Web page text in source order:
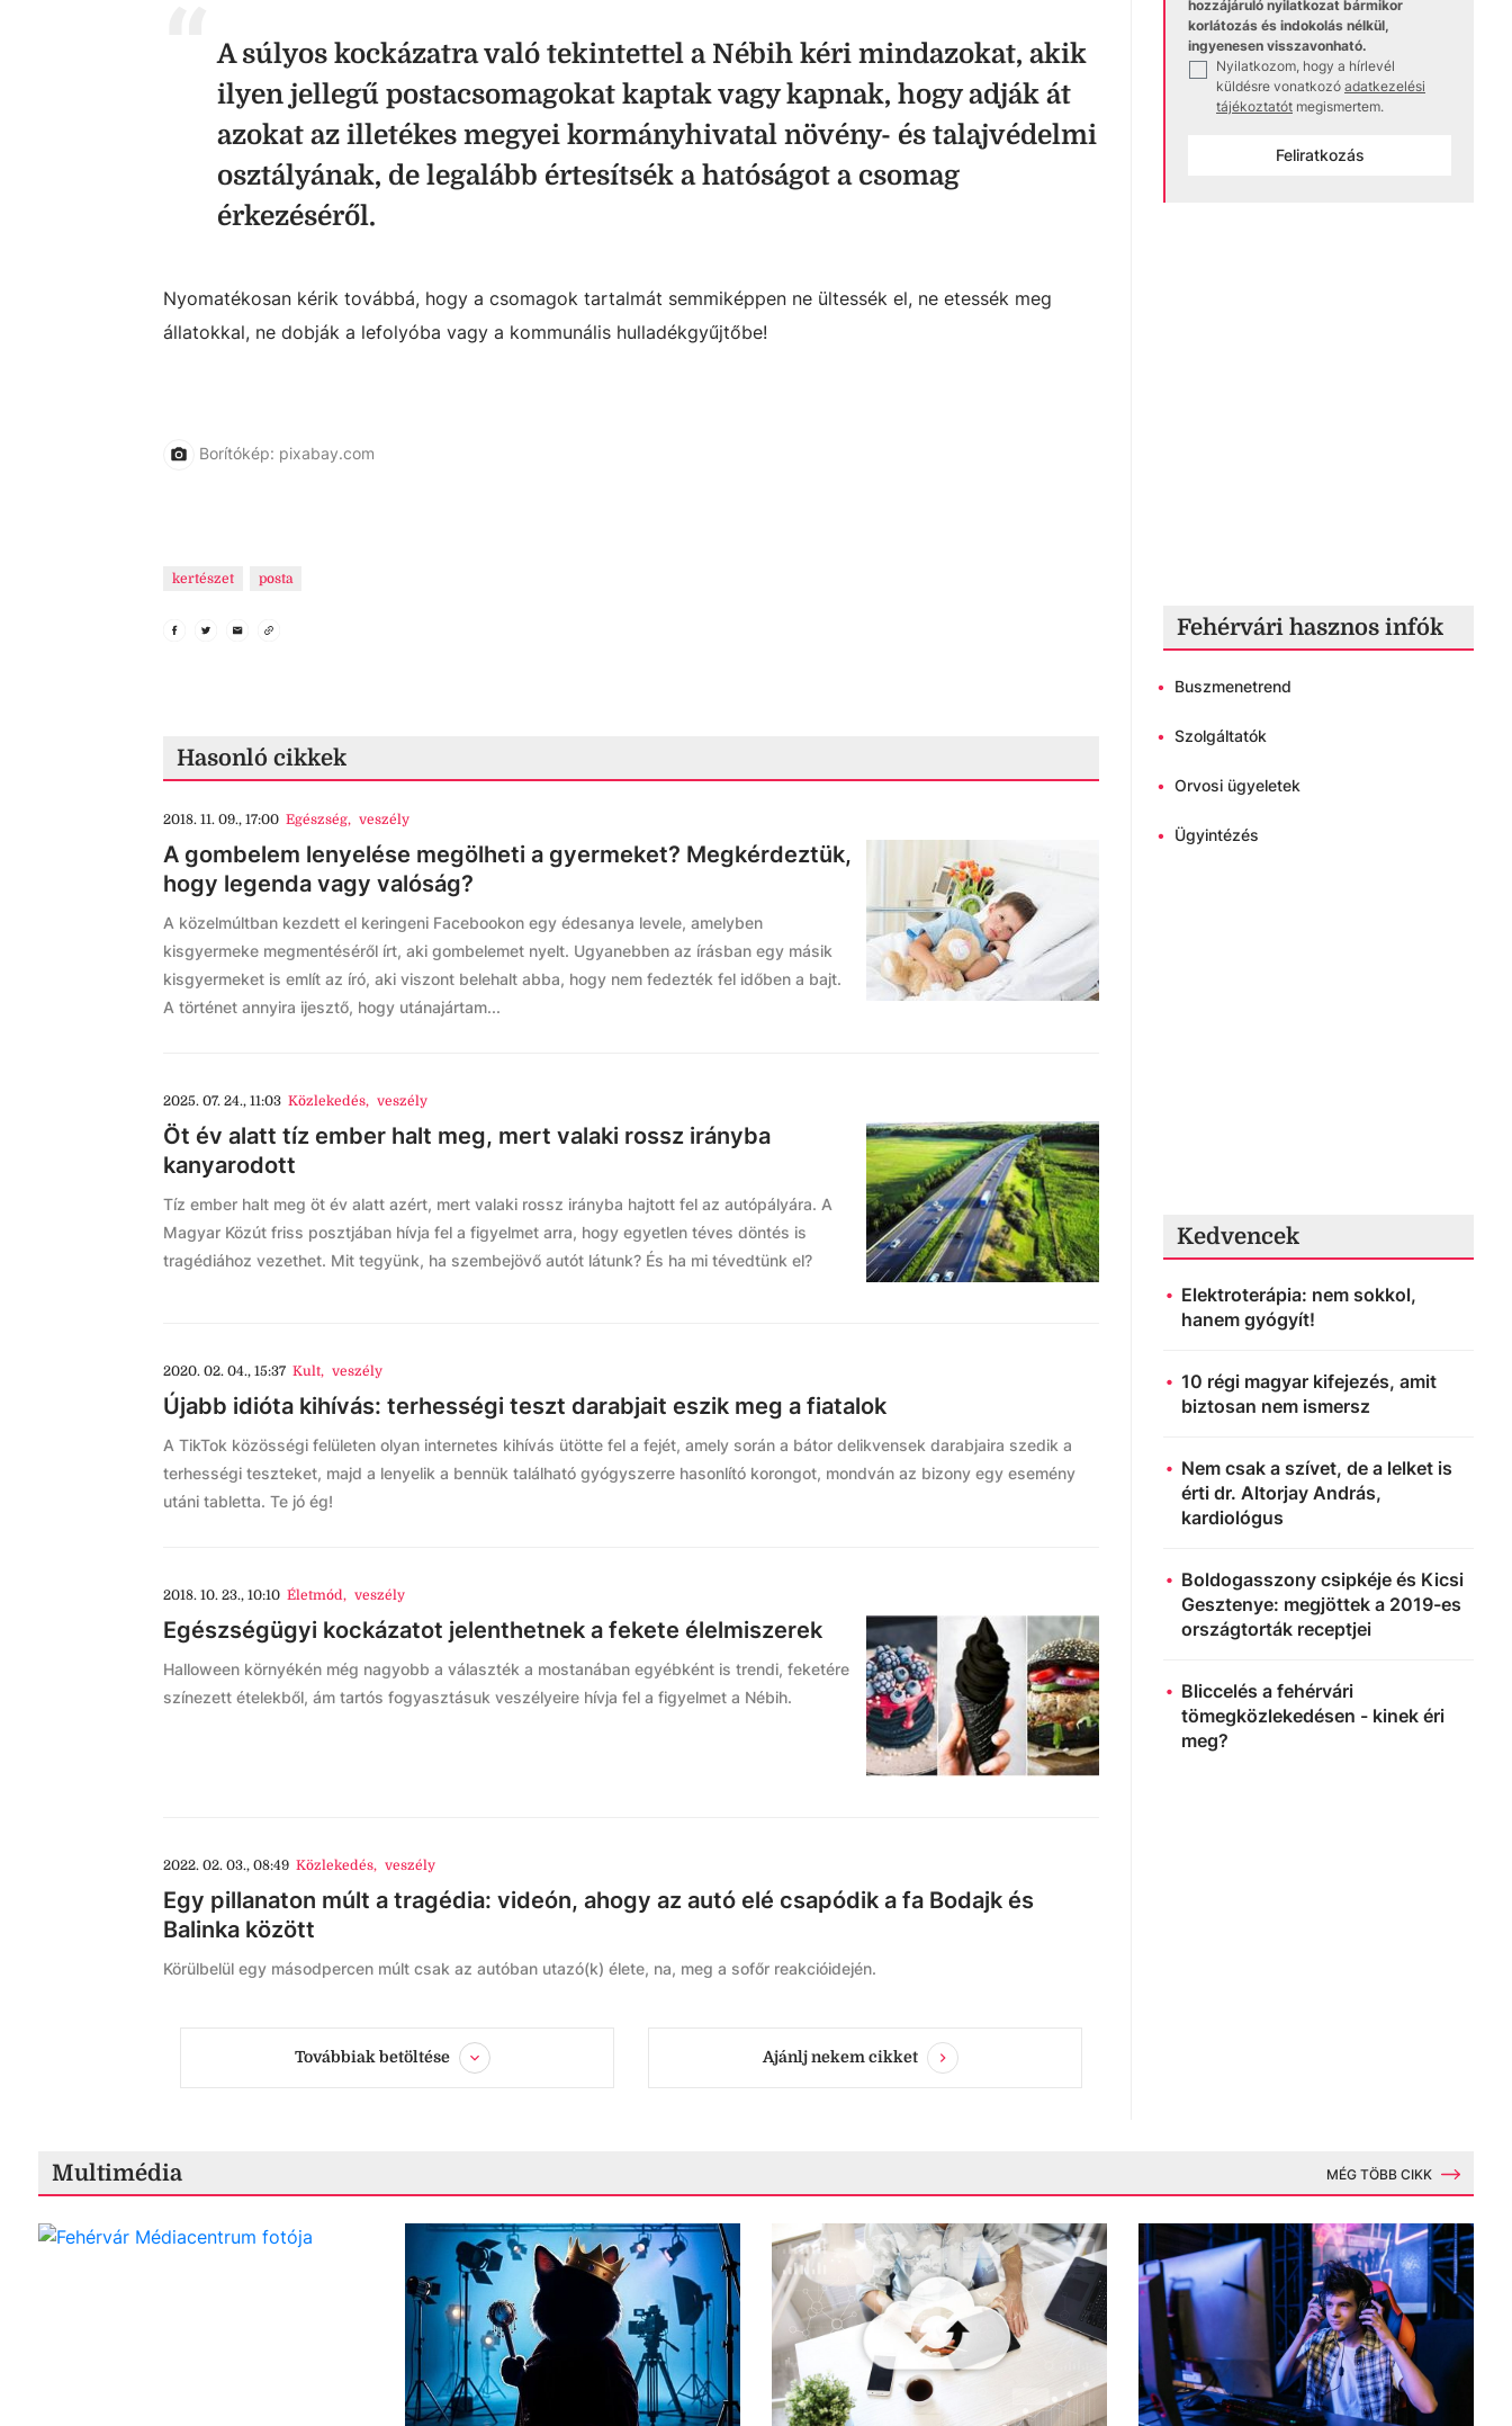
A súlyos kockázatra való tekintettel a Nébih kéri mindazokat, akik
ilyen jellegű postacsomagokat kaptak vagy kapnak, hogy adják át
azokat az illetékes megyei kormányhivatal növény- és talajvédelmi
osztályának, de legalább értesítsék a hatóságot a csomag
érkezéséről.
Nyomatékosan kérik továbbá, hogy a csomagok tartalmát semmiképpen ne ültessék el, ne etessék meg
állatokkal, ne dobják a lefolyóba vagy a kommunális hulladékgyűjtőbe!
Borítókép: pixabay.com
kertészet posta
Hasonló cikkek
2018. 11. 09., 17:00 Egészség, veszély
A gombelem lenyelése megölheti a gyermeket? Megkérdeztük,
hogy legenda vagy valóság?
A közelmúltban kezdett el keringeni Facebookon egy édesanya levele, amelyben
kisgyermeke megmentéséről írt, aki gombelemet nyelt. Ugyanebben az írásban egy másik
kisgyermeket is említ az író, aki viszont belehalt abba, hogy nem fedezték fel időben a bajt.
A történet annyira ijesztő, hogy utánajártam...
2025. 07. 24., 11:03 Közlekedés, veszély
Öt év alatt tíz ember halt meg, mert valaki rossz irányba
kanyarodott
Tíz ember halt meg öt év alatt azért, mert valaki rossz irányba hajtott fel az autópályára. A
Magyar Közút friss posztjában hívja fel a figyelmet arra, hogy egyetlen téves döntés is
tragédiához vezethet. Mit tegyünk, ha szembejövő autót látunk? És ha mi tévedtünk el?
2020. 02. 04., 15:37 Kult, veszély
Újabb idióta kihívás: terhességi teszt darabjait eszik meg a fiatalok
A TikTok közösségi felületen olyan internetes kihívás ütötte fel a fejét, amely során a bátor delikvensek darabjaira szedik a
terhességi teszteket, majd a lenyelik a bennük található gyógyszerre hasonlító korongot, mondván az bizony egy esemény
utáni tabletta. Te jó ég!
2018. 10. 23., 10:10 Életmód, veszély
Egészségügyi kockázatot jelenthetnek a fekete élelmiszerek
Halloween környékén még nagyobb a választék a mostanában egyébként is trendi, feketére
színezett ételekből, ám tartós fogyasztásuk veszélyeire hívja fel a figyelmet a Nébih.
2022. 02. 03., 08:49 Közlekedés, veszély
Egy pillanaton múlt a tragédia: videón, ahogy az autó elé csapódik a fa Bodajk és
Balinka között
Körülbelül egy másodpercen múlt csak az autóban utazó(k) élete, na, meg a sofőr reakcióidején.
Továbbiak betöltése Ajánlj nekem cikket
hozzájáruló nyilatkozat bármikor
korlátozás és indokolás nélkül,
ingyenesen visszavonható.
✓
Nyilatkozom, hogy a hírlevél
küldésre vonatkozó adatkezelési
tájékoztatót megismertem.
Feliratkozás
Fehérvári hasznos infók
• Buszmenetrend
• Szolgáltatók
• Orvosi ügyeletek
• Ügyintézés
Kedvencek
Elektroterápia: nem sokkol,
hanem gyógyít!
10 régi magyar kifejezés, amit
biztosan nem ismersz
Nem csak a szívet, de a lelket is
érti dr. Altorjay András,
kardiológus
Boldogasszony csipkéje és Kicsi
Gesztenye: megjöttek a 2019-es
országtorták receptjei
Bliccelés a fehérvári
tömegközlekedésen - kinek éri
meg?
Multimédia MÉG TÖBB CIKK